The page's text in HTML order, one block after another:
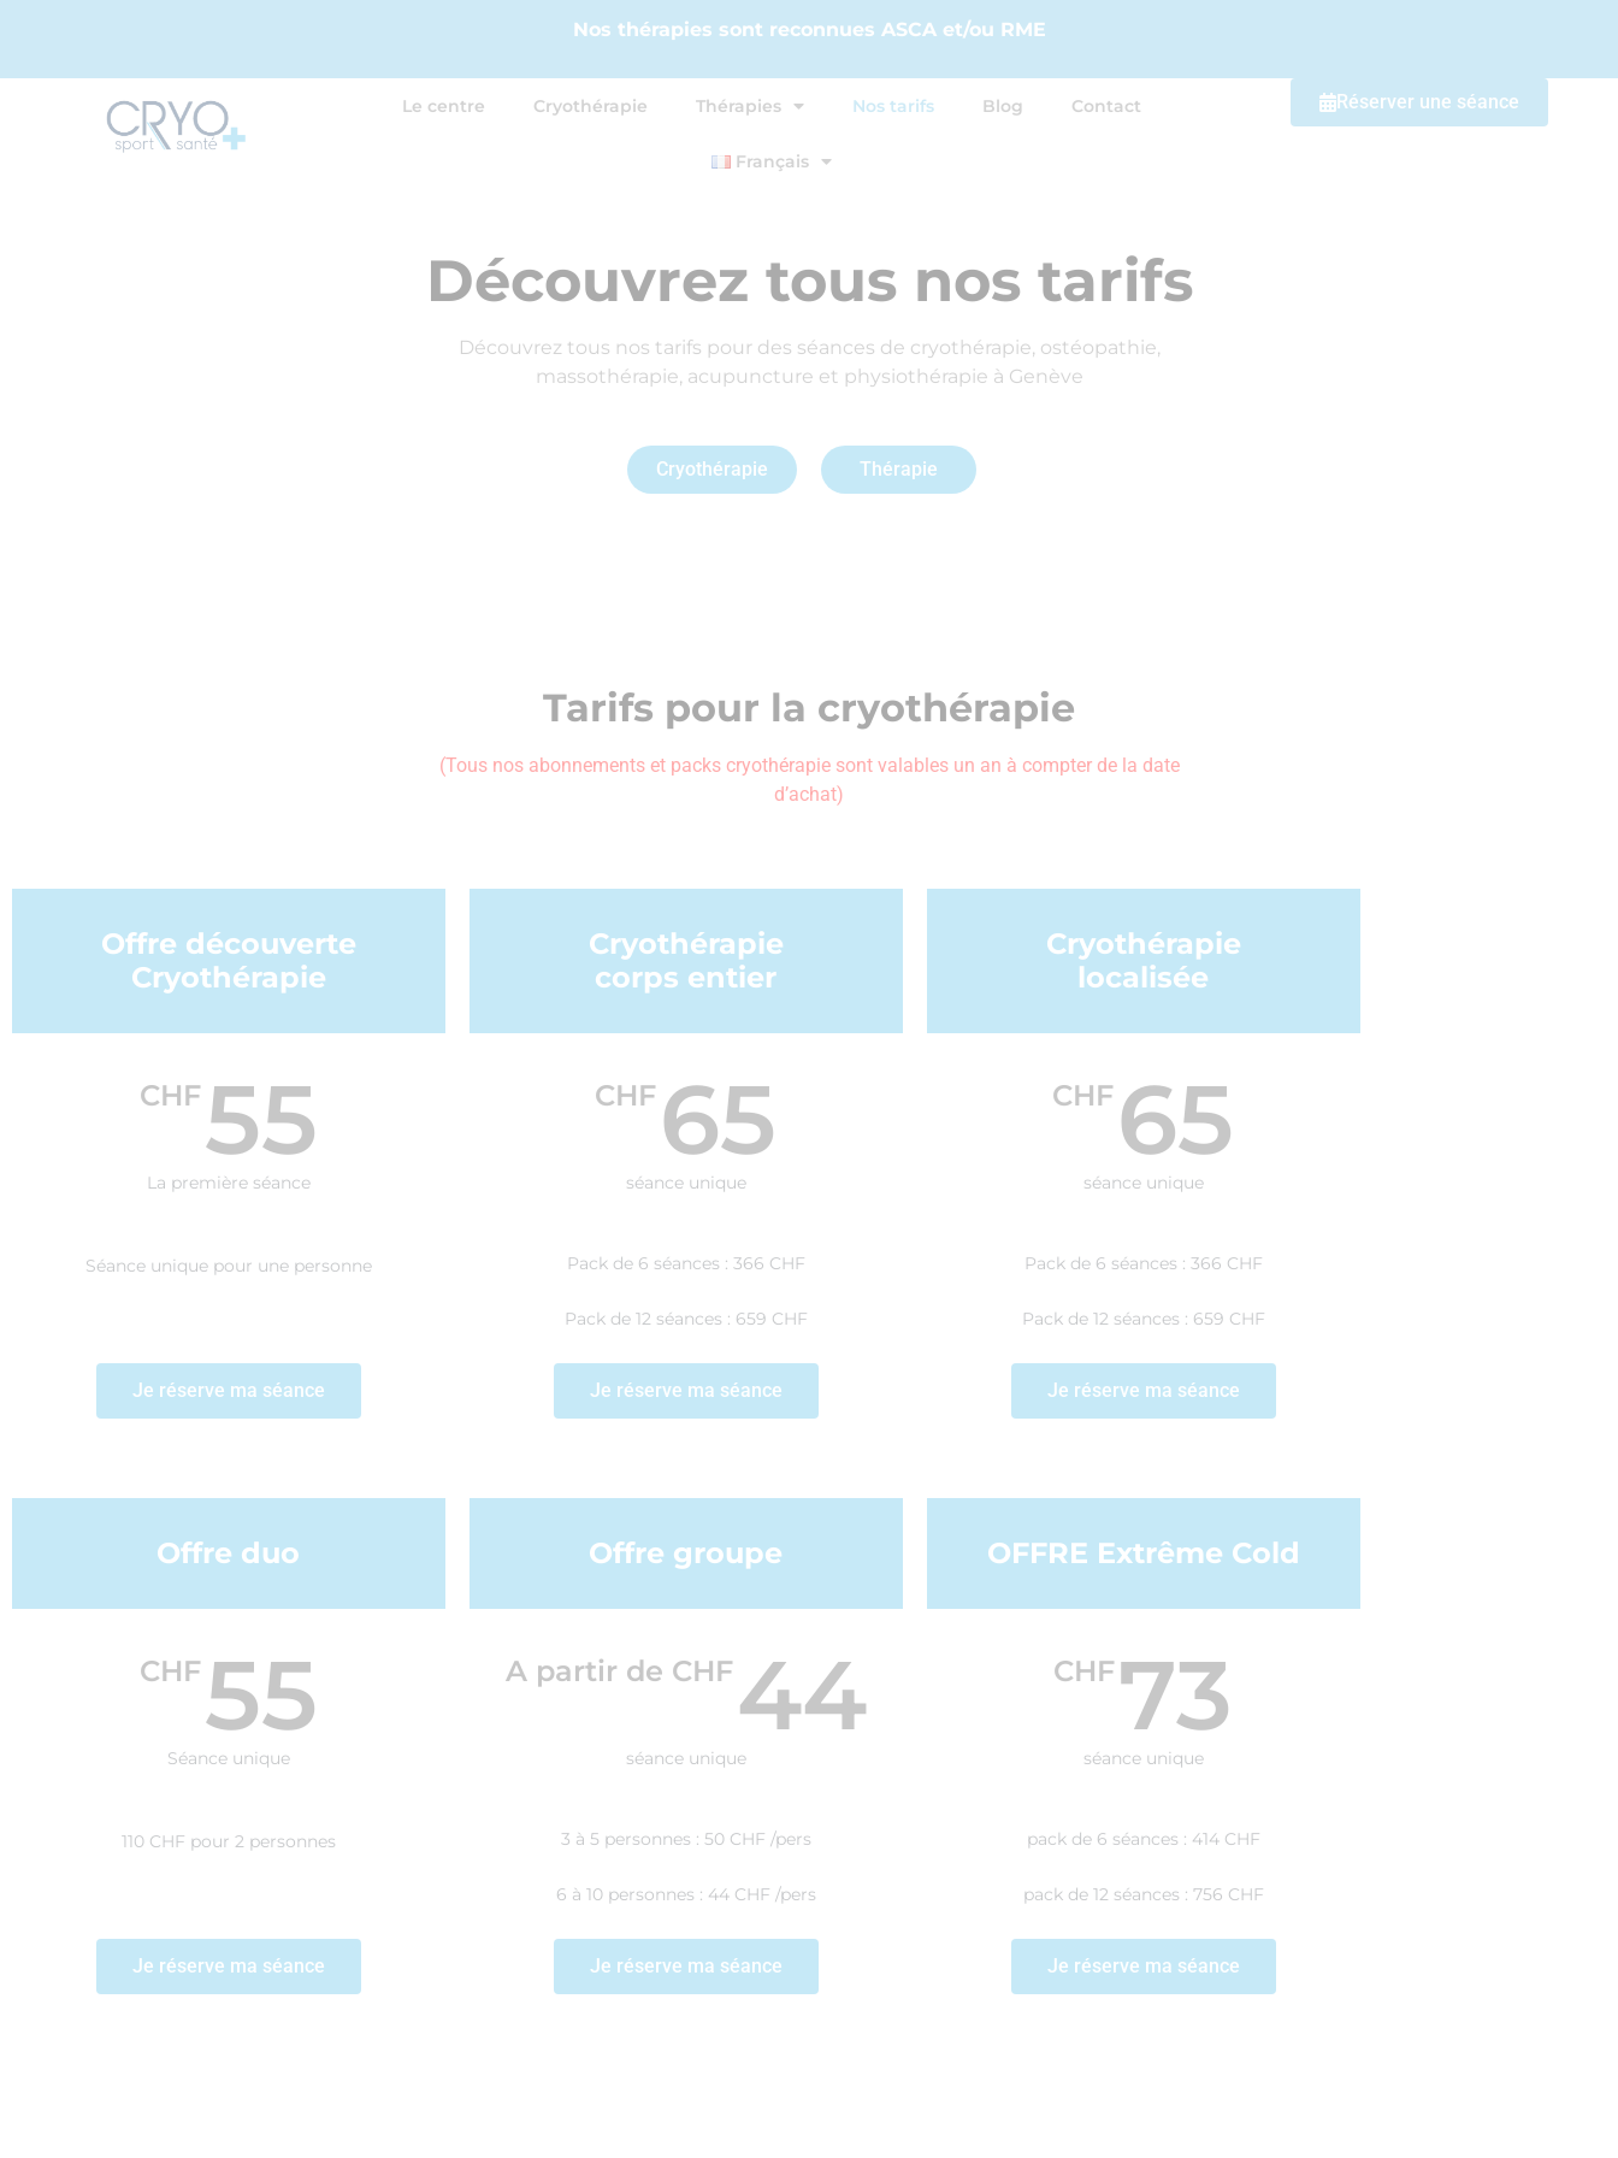
Nos thérapies sont reconnues ASCA et/ou RME
Le centre Cryothérapie Thérapies Nos tarifs Blog Contact
Français
Réserver une séance
Découvrez tous nos tarifs
Découvrez tous nos tarifs pour des séances de cryothérapie, ostéopathie,
massothérapie, acupuncture et physiothérapie à Genève
Cryothérapie Thérapie
Tarifs pour la cryothérapie
(Tous nos abonnements et packs cryothérapie sont valables un an à compter de la date
d’achat)
Offre découverte
Cryothérapie
CHF55
La première séance
Séance unique pour une personne
Je réserve ma séance
Cryothérapie
corps entier
CHF 65
séance unique
Pack de 6 séances : 366 CHF
Pack de 12 séances : 659 CHF
Je réserve ma séance
Cryothérapie
localisée
CHF 65
séance unique
Pack de 6 séances : 366 CHF
Pack de 12 séances : 659 CHF
Je réserve ma séance
Offre duo
CHF55
Séance unique
110 CHF pour 2 personnes
Je réserve ma séance
Offre groupe
A partir de CHF 44
séance unique
3 à 5 personnes : 50 CHF /pers
6 à 10 personnes : 44 CHF /pers
Je réserve ma séance
OFFRE Extrême Cold
CHF73
séance unique
pack de 6 séances : 414 CHF
pack de 12 séances : 756 CHF
Je réserve ma séance